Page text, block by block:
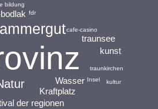
Wasser
Kraftplatz
der regionen
traunsee
kunst
traunkirchen
cafe-casino
fdr
bildung
Insel kultur